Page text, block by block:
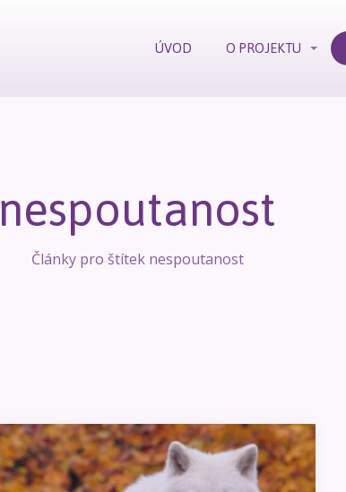
ÚVOD O PROJEKTU
nespoutanost
Články pro štítek nespoutanost